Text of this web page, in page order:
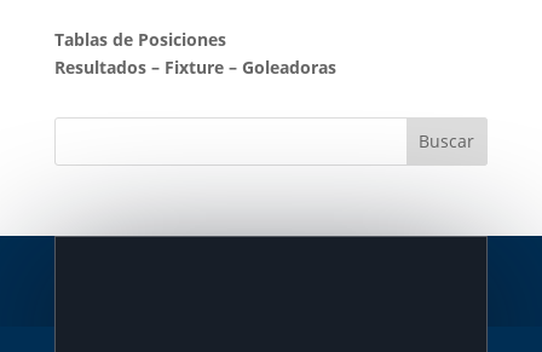
Tablas de Posiciones
Resultados– Fixture– Goleadoras